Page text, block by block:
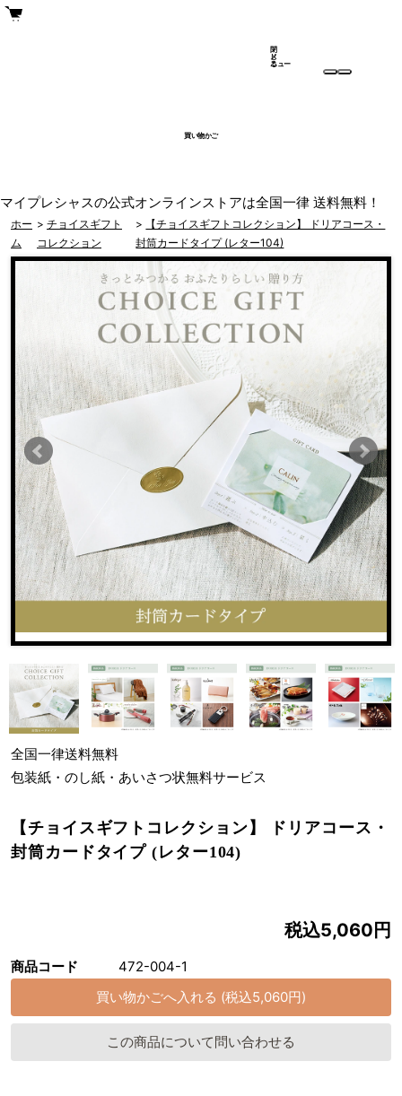
買い物かご
メ
ニュー
閉
じ
る
マイプレシャスの公式オンラインストアは全国一律 送料無料！
ホー
ム
> チョイスギフト
コレクション
>
【チョイスギフトコレクション】 ドリアコース・
封筒カードタイプ (レター104)
全国一律送料無料
包装紙・のし紙・あいさつ状無料サービス
【チョイスギフトコレクション】 ドリアコース・
封筒カードタイプ (レター104)
税込5,060円
商品コード 472-004-1
この商品について問い合わせる